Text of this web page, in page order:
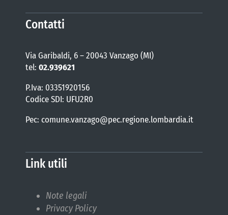
Contatti
Via Garibaldi, 6 – 20043 Vanzago (MI)
tel: 02.939621
P.Iva: 03351920156
Codice SDI: UFU2R0
Pec: comune.vanzago@pec.regione.lombardia.it
Link utili
Note legali
Privacy Policy